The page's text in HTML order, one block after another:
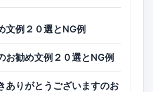
文例２０選とNG例
お勧め文例２０選とNG例
ありがとうございますのお